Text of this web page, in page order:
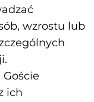
wzrostu lub
ich